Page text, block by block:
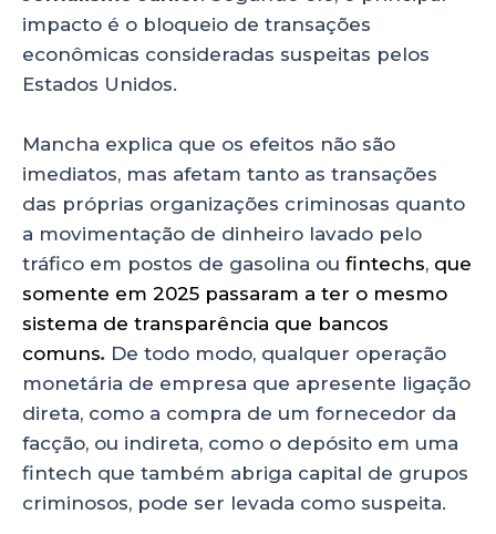
impacto é o bloqueio de transações
econômicas consideradas suspeitas pelos
Estados Unidos.
Mancha explica que os efeitos não são
imediatos, mas afetam tanto as transações
das próprias organizações criminosas quanto
a movimentação de dinheiro lavado pelo
tráfico em postos de gasolina ou fintechs, que
somente em 2025 passaram a ter o mesmo
sistema de transparência que bancos
comuns. De todo modo, qualquer operação
monetária de empresa que apresente ligação
direta, como a compra de um fornecedor da
facção, ou indireta, como o depósito em uma
fintech que também abriga capital de grupos
criminosos, pode ser levada como suspeita.